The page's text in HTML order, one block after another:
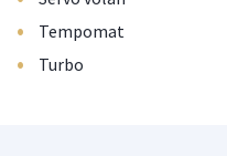
• Tempomat
• Turbo